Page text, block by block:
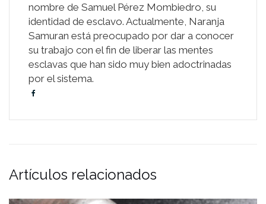
nombre de Samuel Pérez Mombiedro, su
identidad de esclavo. Actualmente, Naranja
Samuran está preocupado por dar a conocer
su trabajo con el fin de liberar las mentes
esclavas que han sido muy bien adoctrinadas
por el sistema.
Artículos relacionados